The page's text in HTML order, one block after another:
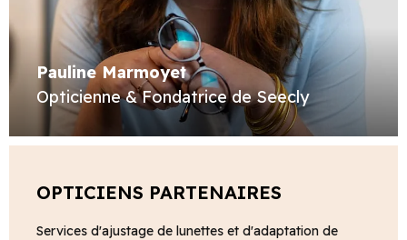
Pauline Marmoyet
Opticienne & Fondatrice de Seecly
OPTICIENS PARTENAIRES
Services d'ajustage de lunettes et d'adaptation de